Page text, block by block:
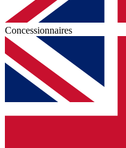
Concessionnaires